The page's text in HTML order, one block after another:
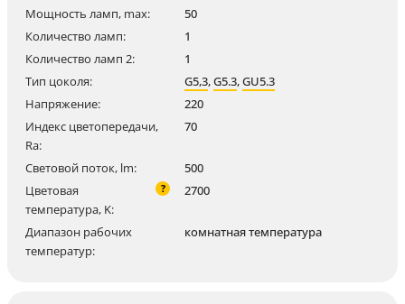
Мощность ламп, max:
50
Количество ламп:
1
Количество ламп 2:
1
Тип цоколя:
G5,3,G5.3,GU5.3
Напряжение:
220
Индекс цветопередачи,
Ra:
70
Световой поток, lm:
500
Цветовая
температура, K:
? 2700
Диапазон рабочих
температур:
комнатная температура